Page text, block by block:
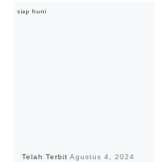
Telah Terbit Agustus 4, 2024